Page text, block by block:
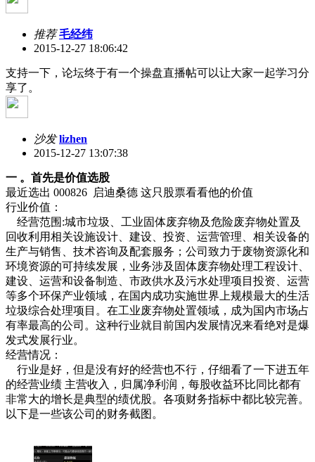
推荐毛经纬
2015-12-27 18:06:42
支持一下，论坛终于有一个操盘直播帖可以让大家一起学习分
享了。
沙发 lizhen
2015-12-27 13:07:38
一 。首先是价值选股
最近选出 000826 启迪桑德 这只股票看看他的价值
行业价值：
经营范围:城市垃圾、工业固体废弃物及危险废弃物处置及
回收利用相关设施设计、建设、投资、运营管理、相关设备的
生产与销售、技术咨询及配套服务；公司致力于废物资源化和
环境资源的可持续发展，业务涉及固体废弃物处理工程设计、
建设、运营和设备制造、市政供水及污水处理项目投资、运营
等多个环保产业领域，在国内成功实施世界上规模最大的生活
垃圾综合处理项目。在工业废弃物处置领域，成为国内市场占
有率最高的公司。这种行业就目前国内发展情况来看绝对是爆
发式发展行业。
经营情况：
行业是好，但是没有好的经营也不行，仔细看了一下进五年
的经营业绩 主营收入，归属净利润，每股收益环比同比都有
非常大的增长是典型的绩优股。各项财务指标中都比较完善。
以下是一些该公司的财务截图。